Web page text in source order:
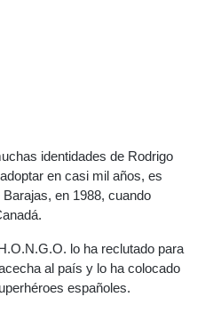
identidades de Rodrigo
en casi mil años, es
en 1988, cuando
lo ha reclutado para
al país y lo ha colocado
españoles.